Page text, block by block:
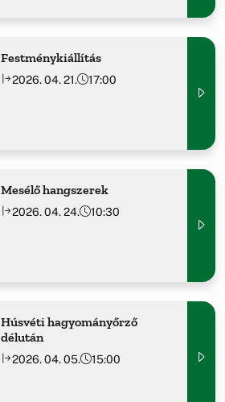
Festménykiállítás
2026. 04. 21. 17:00
Mesélő hangszerek
2026. 04. 24. 10:30
Húsvéti hagyományőrző
délután
2026. 04. 05. 15:00